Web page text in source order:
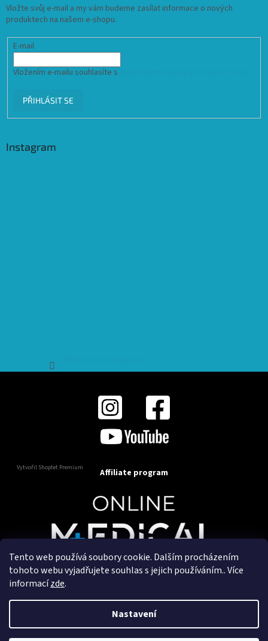
Tento web používá soubory cookie. Dalším procházením
tohoto webu vyjadřujete souhlas s jejich používáním.. Více
informacízde.
Nastavení
Vložte svůj e-mail a my vám budeme zasílat informace o nových
produktech na našem e-shopu.
E-mail
Vložením e-mailu souhlasíte s
PŘIHLÁSIT SE
Instagram
Vytvořil Shoptet Premium Affiliate program
Copyright 2025OnlineMedical.cz. Všechna práva
Vytvořil a marketingově zajišťuje